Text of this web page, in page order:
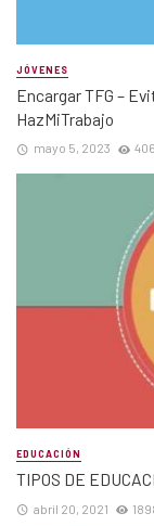
JÓVENES
Encargar TFG –
HazMiTrabajo
mayo 5, 2023
EDUCACIÓN
TIPOS DE
abril 20, 2021